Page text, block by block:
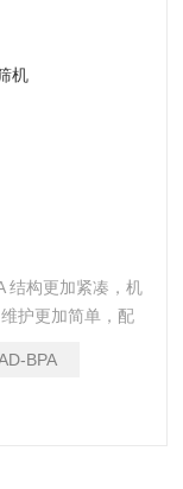
结构更加紧凑，机
护更加简单，配
BPA